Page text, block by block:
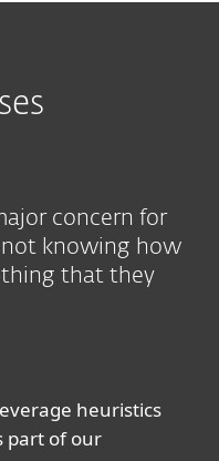
concern for
not knowing how
that they
heuristics
part of our